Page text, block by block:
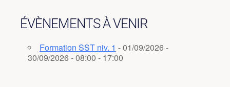
ÉVÈNEMENTS À VENIR
Formation SST niv. 1 - 01/09/2026 -
30/09/2026 - 08:00 - 17:00